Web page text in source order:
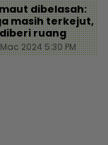
dibelasah:
masih terkejut,
ruang
2024 5:30 PM